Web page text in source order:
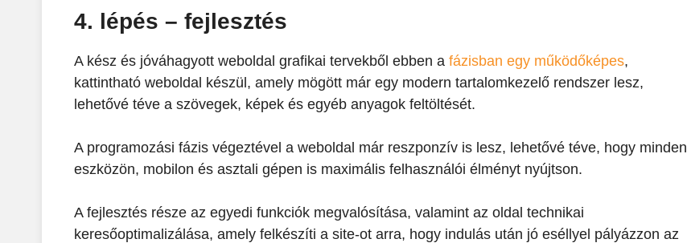
4. lépés – fejlesztés
A kész és jóváhagyott weboldal grafikai tervekből ebben a fázisban egy működőképes,
kattintható weboldal készül, amely mögött már egy modern tartalomkezelő rendszer lesz,
lehetővé téve a szövegek, képek és egyéb anyagok feltöltését.
A programozási fázis végeztével a weboldal már reszponzív is lesz, lehetővé téve, hogy minden
eszközön, mobilon és asztali gépen is maximális felhasználói élményt nyújtson.
A fejlesztés része az egyedi funkciók megvalósítása, valamint az oldal technikai
keresőoptimalizálása, amely felkészíti a site-ot arra, hogy indulás után jó eséllyel pályázzon az